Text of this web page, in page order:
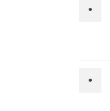
•
•